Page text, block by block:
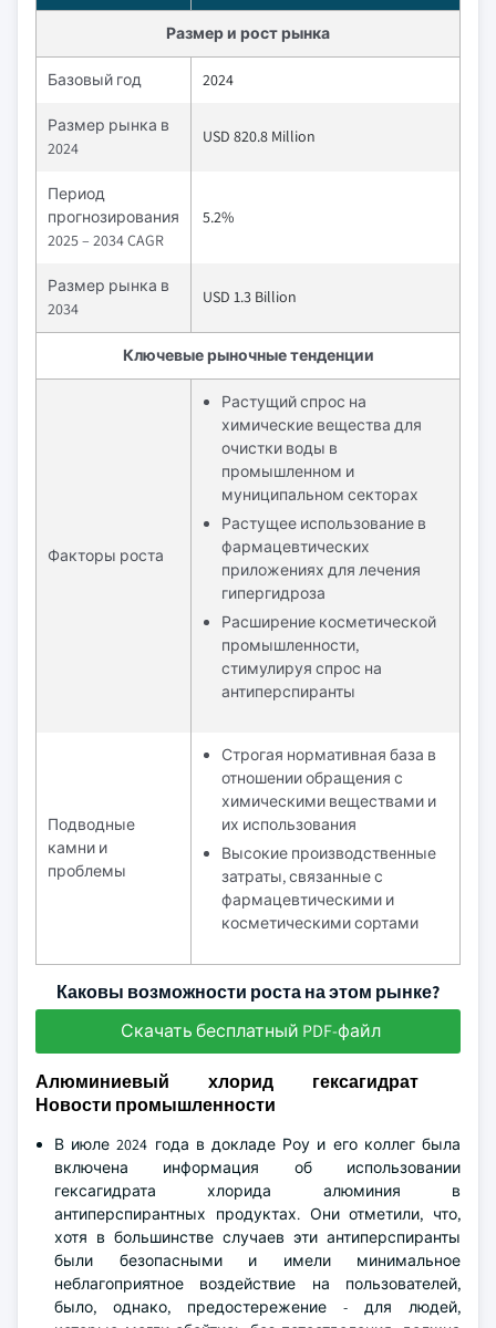
Размер и рост рынка
Базовый год 2024
Размер рынка в
2024
USD 820.8 Million
Период
прогнозирования
2025 – 2034 CAGR
5.2%
Размер рынка в
2034
USD 1.3 Billion
Ключевые рыночные тенденции
Факторы роста
Растущий спрос на
химические вещества для
очистки воды в
промышленном и
муниципальном секторах
Растущее использование в
фармацевтических
приложениях для лечения
гипергидроза
Расширение косметической
промышленности,
стимулируя спрос на
антиперспиранты
Подводные
камни и
проблемы
Строгая нормативная база в
отношении обращения с
химическими веществами и
их использования
Высокие производственные
затраты, связанные с
фармацевтическими и
косметическими сортами
Каковы возможности роста на этом рынке?
Скачать бесплатный PDF-файл
Алюминиевый хлорид гексагидрат
Новости промышленности
В июле 2024 года в докладе Роу и его коллег была
включена информация об использовании
гексагидрата хлорида алюминия в
антиперспирантных продуктах. Они отметили, что,
хотя в большинстве случаев эти антиперспиранты
были безопасными и имели минимальное
неблагоприятное воздействие на пользователей,
было, однако, предостережение - для людей,